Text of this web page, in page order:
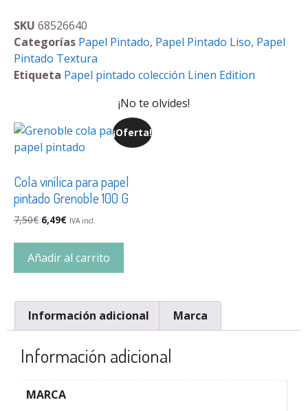
SKU 68526640
Categorías Papel Pintado, Papel Pintado Liso, Papel
Pintado Textura
Etiqueta Papel pintado colección Linen Edition
¡No te olvides!
¡Oferta!
Cola vinílica para papel
pintado Grenoble 100 G
7,50€ 6,49€ IVA incl.
Añadir al carrito
Información adicional Marca
Información adicional
MARCA